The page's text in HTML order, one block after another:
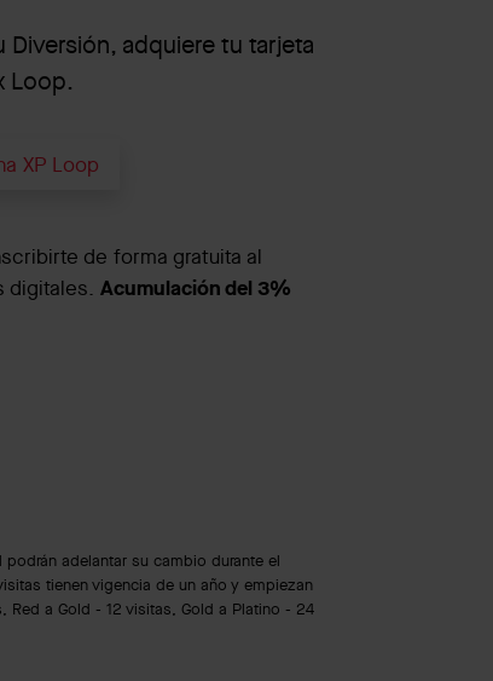
adquiere tu tarjeta
Loop.
XP Loop
de forma gratuita al
digitales. Acumulación del 3%
adelantar su cambio durante el
tienen vigencia de un año y empiezan
Red a Gold - 12 visitas, Gold a Platino - 24